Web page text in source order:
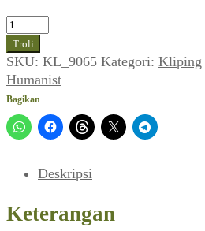
Kuantitas
Pembangunan
Ekonomi
Asia:
Mencari
Jalan
Keluar
Th
V,
Troli
SKU: KL_9065 Kategori: Kliping
Humanist
Bagikan
Deskripsi
Keterangan